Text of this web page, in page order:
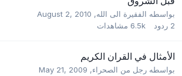
بواسطه الفقيرة الى الله,
August 2, 2010
2 ردود 6.5k مشاهدات
الأمثال في القران الكريم
بواسطه رجل من الصحراء,
May 21, 2009